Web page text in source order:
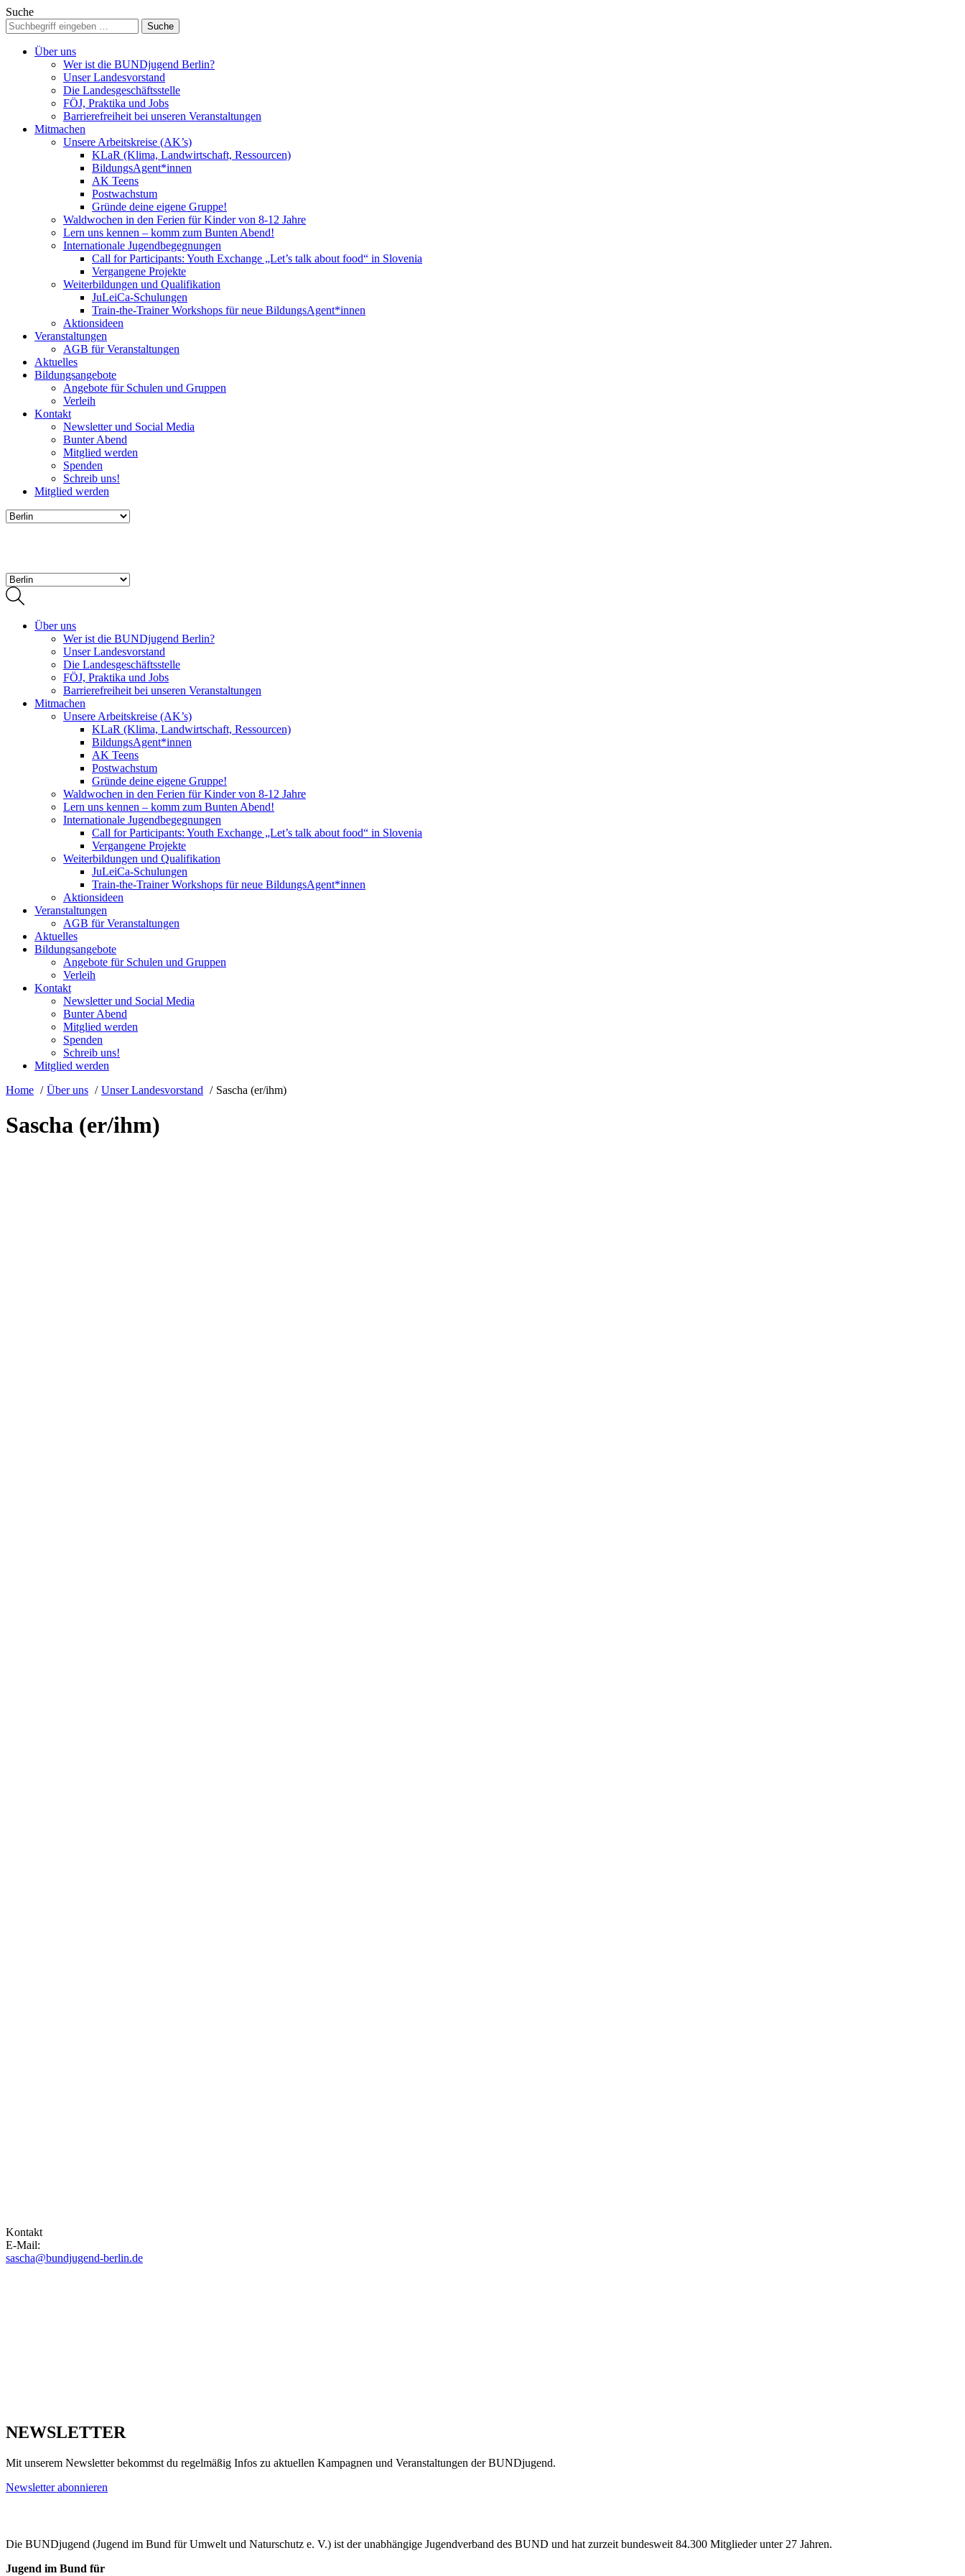
Suche
Über uns
Wer ist die BUNDjugend Berlin?
Unser Landesvorstand
Die Landesgeschäftsstelle
FÖJ, Praktika und Jobs
Barrierefreiheit bei unseren Veranstaltungen
Mitmachen
Unsere Arbeitskreise (AK’s)
KLaR (Klima, Landwirtschaft, Ressourcen)
BildungsAgent*innen
AK Teens
Postwachstum
Gründe deine eigene Gruppe!
Waldwochen in den Ferien für Kinder von 8-12 Jahre
Lern uns kennen – komm zum Bunten Abend!
Internationale Jugendbegegnungen
Call for Participants: Youth Exchange „Let’s talk about food“ in Slovenia
Vergangene Projekte
Weiterbildungen und Qualifikation
JuLeiCa-Schulungen
Train-the-Trainer Workshops für neue BildungsAgent*innen
Aktionsideen
Veranstaltungen
AGB für Veranstaltungen
Aktuelles
Bildungsangebote
Angebote für Schulen und Gruppen
Verleih
Kontakt
Newsletter und Social Media
Bunter Abend
Mitglied werden
Spenden
Schreib uns!
Mitglied werden
Über uns
Wer ist die BUNDjugend Berlin?
Unser Landesvorstand
Die Landesgeschäftsstelle
FÖJ, Praktika und Jobs
Barrierefreiheit bei unseren Veranstaltungen
Mitmachen
Unsere Arbeitskreise (AK’s)
KLaR (Klima, Landwirtschaft, Ressourcen)
BildungsAgent*innen
AK Teens
Postwachstum
Gründe deine eigene Gruppe!
Waldwochen in den Ferien für Kinder von 8-12 Jahre
Lern uns kennen – komm zum Bunten Abend!
Internationale Jugendbegegnungen
Call for Participants: Youth Exchange „Let’s talk about food“ in Slovenia
Vergangene Projekte
Weiterbildungen und Qualifikation
JuLeiCa-Schulungen
Train-the-Trainer Workshops für neue BildungsAgent*innen
Aktionsideen
Veranstaltungen
AGB für Veranstaltungen
Aktuelles
Bildungsangebote
Angebote für Schulen und Gruppen
Verleih
Kontakt
Newsletter und Social Media
Bunter Abend
Mitglied werden
Spenden
Schreib uns!
Mitglied werden
Home
Über uns Unser Landesvorstand Sascha (er/ihm)
Sascha (er/ihm)
Kontakt
E-Mail:
sascha@bundjugend-berlin.de
NEWSLETTER
Mit unserem Newsletter bekommst du regelmäßig Infos zu aktuellen Kampagnen und Veranstaltungen der BUNDjugend.
Newsletter abonnieren
Die BUNDjugend (Jugend im Bund für Umwelt und Naturschutz e. V.) ist der unabhängige Jugendverband des BUND und hat zurzeit bundesweit 84.300 Mitglieder unter 27 Jahren.
Jugend im Bund für